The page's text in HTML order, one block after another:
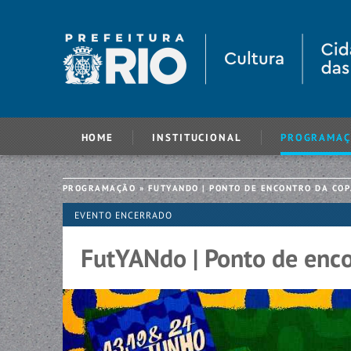
HOME INSTITUCIONAL
PROGRAMAÇÃO »FUTYANDO | PONTO DE ENCONTRO DA
EVENTO ENCERRADO
FutYANdo | Ponto de